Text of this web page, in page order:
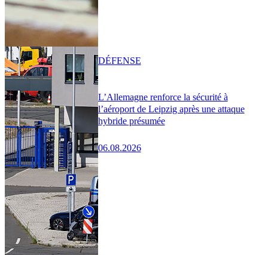
L’Allemagne renforce la sécurité à
l’aéroport de Leipzig après une attaque
hybride présumée
06.08.2026
DÉFENSE